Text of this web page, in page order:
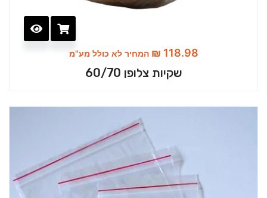
₪ 118.98 המחיר לא כולל מע"מ
שקיות צלופן 60/70